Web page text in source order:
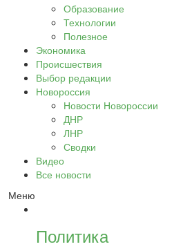
Образование
Технологии
Полезное
Экономика
Происшествия
Выбор редакции
Новороссия
Новости Новороссии
ДНР
ЛНР
Сводки
Видео
Все новости
Меню
Политика